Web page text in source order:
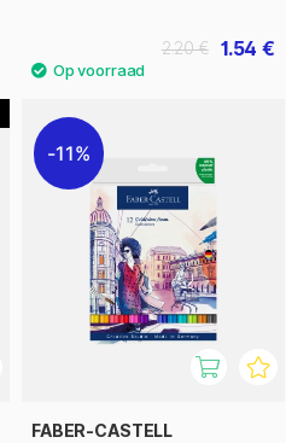
1.54 €
2.20 €
11%
FABER-CASTELL